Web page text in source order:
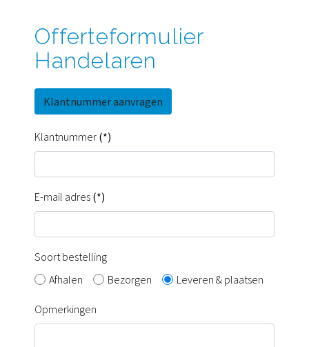
Offerteformulier
Handelaren
Klantnummer aanvragen
Klantnummer (*)
E-mail adres (*)
Soort bestelling
Afhalen
Bezorgen Leveren & plaatsen
Opmerkingen